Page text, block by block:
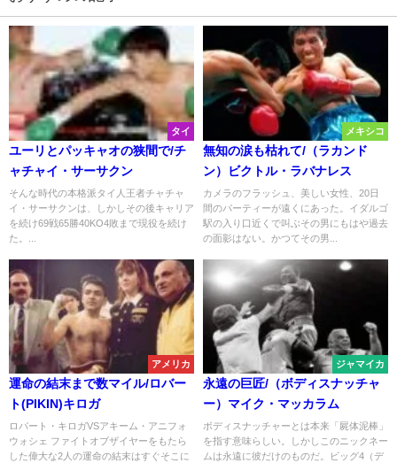
タイ
ユーリとパッキャオの狭間で/チ
ャチャイ・サーサクン
そんな時代の本格派タイ人王者チャチャ
イ・サーサクンは、しかしその後キャリア
を続け69戦65勝40KO4敗まで現役を続け
た。...
メキシコ
無知の涙も枯れて/（ラカンド
ン）ビクトル・ラバナレス
カメラのフラッシュ、美しい女性、20日
間のパーティーが遠くにあった。イダルゴ
駅の入り口近くで叫ぶその男にもはや過去
の面影はない。かつてその男...
アメリカ
運命の結末まで数マイル/ロバー
ト(PIKIN)キロガ
ロバート・キロガVSアキーム・アニフォ
ウォシェ ファイトオブザイヤーをもたら
した偉大な2人の運命の結末はすぐそこに
ジャマイカ
永遠の巨匠/（ボディスナッチャ
ー）マイク・マッカラム
ボディスナッチャーとは本来「屍体泥棒」
を指す意味らしい。しかしこのニックネー
ムは永遠に彼だけのものだ。ビッグ4（デ